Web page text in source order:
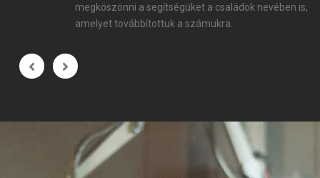
megköszönni a segítségüket a családok nevében is,
amelyet továbbítottuk a számukra.